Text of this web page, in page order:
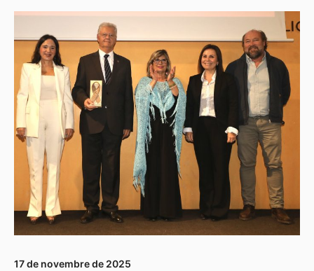
17 de novembre de 2025